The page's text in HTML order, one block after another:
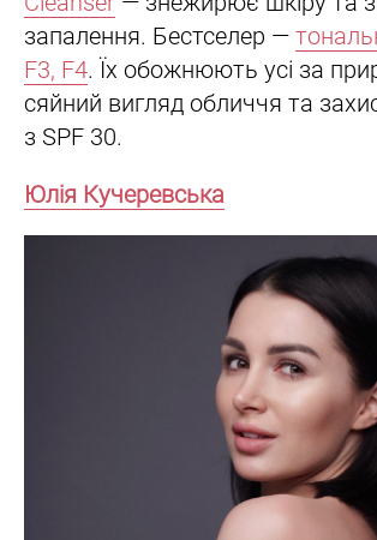
запалення. Бестселер —
F3, F4. Їх обожнюють усі за
сяйний вигляд обличчя та
з SPF 30.
Юлія Кучеревська